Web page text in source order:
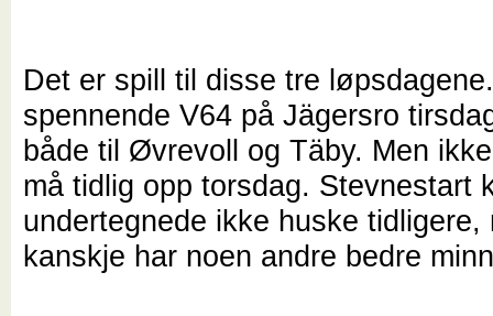
Det er spill til disse tre
spennende V64 på Jägersro
både til Øvrevoll og Täby. Men
må tidlig opp torsdag. Stevnestart
undertegnede ikke huske tidligere,
kanskje har noen andre bedre